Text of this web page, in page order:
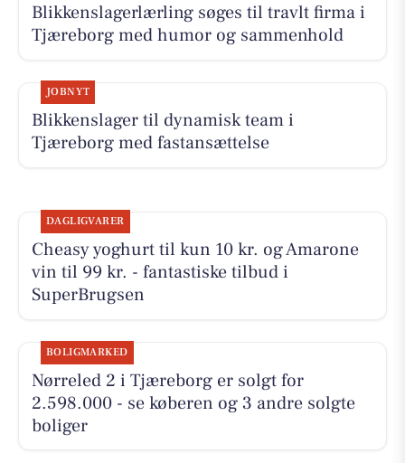
Blikkenslagerlærling søges til travlt firma i
Tjæreborg med humor og sammenhold
JOBNYT
Blikkenslager til dynamisk team i
Tjæreborg med fastansættelse
DAGLIGVARER
Cheasy yoghurt til kun 10 kr. og Amarone
vin til 99 kr. - fantastiske tilbud i
SuperBrugsen
BOLIGMARKED
Nørreled 2 i Tjæreborg er solgt for
2.598.000 - se køberen og 3 andre solgte
boliger